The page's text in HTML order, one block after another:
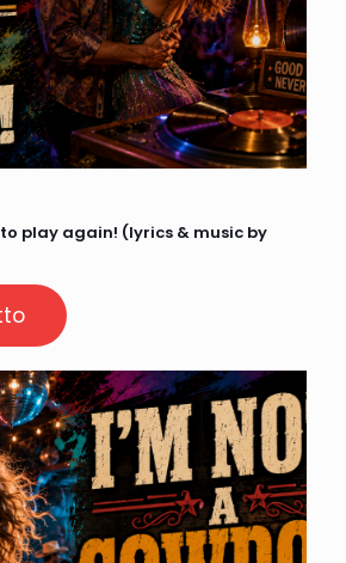
play again! (lyrics & music by